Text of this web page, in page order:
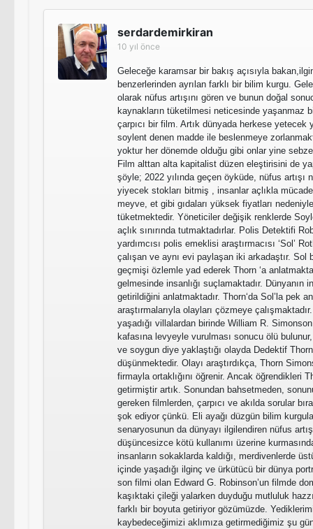
serdardemirkiran
10 yıl önce
Geleceğe karamsar bir bakış açısıyla
benzerlerinden ayrılan farklı bir bilim kurgu.
olarak nüfus artışını gören ve bunun doğal
kaynakların tüketilmesi neticesinde yaşanmaz
çarpıcı bir film. Artık dünyada herkese
soylent denen madde ile beslenmeye
yoktur her dönemde olduğu gibi onlar yine
Film alttan alta kapitalist düzen eleştirisini de
şöyle; 2022 yılında geçen öyküde, nüfus artışı
yiyecek stokları bitmiş , insanlar açlıkla
meyve, et gibi gıdaları yüksek fiyatları
tüketmektedir. Yöneticiler değişik renklerde
açlık sınırında tutmaktadırlar. Polis Detektifi
yardımcısı polis emeklisi araştırmacısı ‘Sol’
çalışan ve aynı evi paylaşan iki arkadaştır. Sol
geçmişi özlemle yad ederek Thorn ‘a
gelmesinde insanlığı suçlamaktadır. Dünyanın
getirildiğini anlatmaktadır. Thorn‘da Sol’la pek
araştırmalarıyla olayları çözmeye
yaşadığı villalardan birinde William R.
kafasına levyeyle vurulması sonucu ölü
ve soygun diye yaklaştığı olayda Dedektif
düşünmektedir. Olayı araştırdıkça, Thorn
firmayla ortaklığını öğrenir. Ancak öğrendikleri
getirmiştir artık. Sonundan bahsetmeden,
gereken filmlerden, çarpıcı ve akılda sorular
şok ediyor çünkü. Eli ayağı düzgün bilim
senaryosunun da dünyayı ilgilendiren nüfus
düşüncesizce kötü kullanımı üzerine
insanların sokaklarda kaldığı, merdivenlerde
içinde yaşadığı ilginç ve ürkütücü bir dünya
son filmi olan Edward G. Robinson’un filmde
kaşıktaki çileği yalarken duyduğu mutluluk
farklı bir boyuta getiriyor gözümüzde.
kaybedeceğimizi aklımıza getirmediğimiz şu